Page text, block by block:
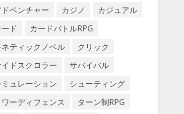
ベンチャー
カジノ
カジュアル
ド
カードバトルRPG
ネティックノベル
クリック
ドスクロラー
サバイバル
ミュレーション
シューティング
ワーディフェンス
ターン制RPG